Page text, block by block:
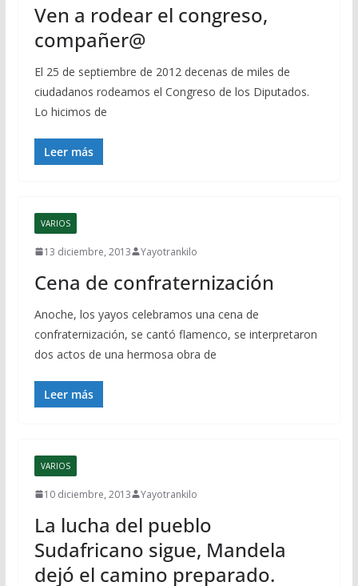
Ven a rodear el congreso,
compañer@
El 25 de septiembre de 2012 decenas de miles de
ciudadanos rodeamos el Congreso de los Diputados.
Lo hicimos de
Leer más
VARIOS
13 diciembre, 2013 Yayotrankilo
Cena de confraternización
Anoche, los yayos celebramos una cena de
confraternización, se cantó flamenco, se interpretaron
dos actos de una hermosa obra de
Leer más
VARIOS
10 diciembre, 2013 Yayotrankilo
La lucha del pueblo
Sudafricano sigue, Mandela
dejó el camino preparado.